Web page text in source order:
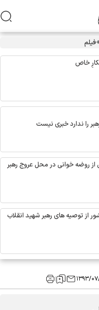
را ندارد خبری نیست
روضه خوانی در محل عروج رهبر
توصیه های رهبر شهید انقلاب
۰۷/۱۴